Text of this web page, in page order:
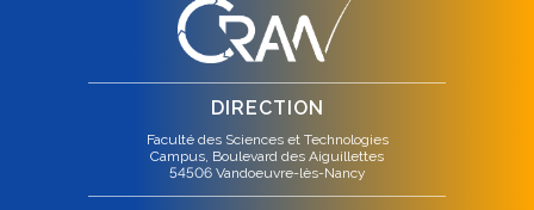
DIRECTION
Faculté des Sciences et Technologies
Campus, Boulevard des Aiguillettes
54506 Vandoeuvre-lès-Nancy